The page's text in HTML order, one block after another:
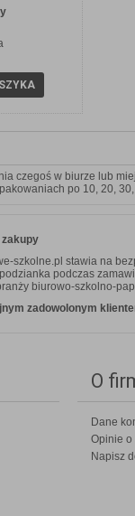
czegoś w biurze lub
po 10, 20,
zakupy
szkolne.pl stawia na
podczas
biurowo-szkolno-
zadowolonym
O
Dane
Opinie o
Napisz